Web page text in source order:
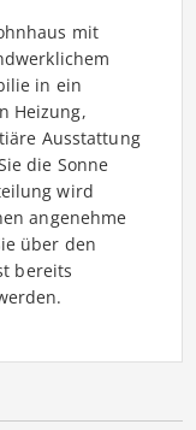
mit
in ein
Heizung,
Ausstattung
die Sonne
wird
angenehme
über den
bereits